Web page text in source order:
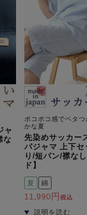
ャ
な
ポコポコ感でベタ
かな夏
先染めサッカー
パジャマ 上下セ
り/短パン/襟な
ド】
夏 綿
11,990 税込